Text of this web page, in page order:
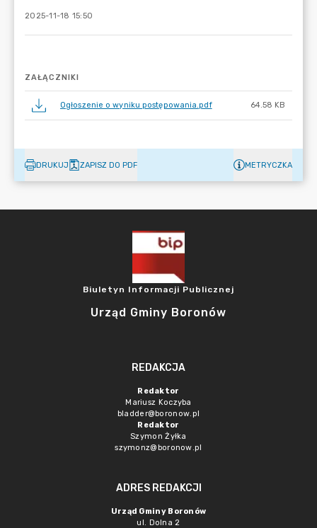
2025-11-18 15:50
ZAŁĄCZNIKI
Ogłoszenie o wyniku postępowania.pdf 64.58 KB
DRUKUJ ZAPISZ DO PDF METRYCZKA
Biuletyn Informacji Publicznej
Urząd Gminy Boronów
REDAKCJA
Redaktor
Mariusz Koczyba
bladder@boronow.pl
Redaktor
Szymon Żyłka
szymonz@boronow.pl
ADRES REDAKCJI
Urząd Gminy Boronów
ul. Dolna 2